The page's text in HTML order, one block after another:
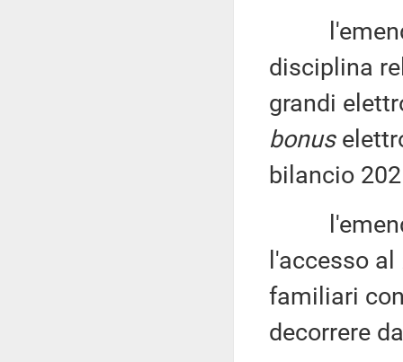
disciplina
grandi
bonus
bilancio
l'accesso al
familiari
decorrere